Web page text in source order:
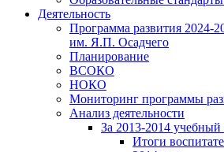
Деятельность
Программа развития
им. Я.П. Осадчего
Планирование
ВСОКО
НОКО
Мониторинг программы
Анализ деятельности
За 2013-2014 учебный
Итоги